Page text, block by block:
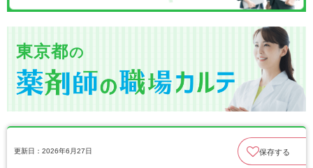
東京都の
更新日：2026年6月27日 保存する